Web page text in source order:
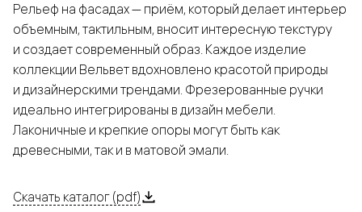
Рельеф на фасадах — приём, который делает интерьер
объемным, тактильным, вносит интересную текстуру
и создает современный образ. Каждое изделие
коллекции Вельвет вдохновлено красотой природы
и дизайнерскими трендами. Фрезерованные ручки
идеально интегрированы в дизайн мебели.
Лаконичные и крепкие опоры могут быть как
древесными, так и в матовой эмали.
Скачать каталог (pdf)